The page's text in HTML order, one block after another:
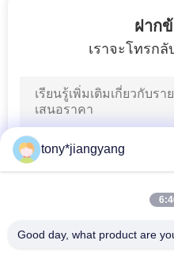
การ์ดเชิญ
ฝาก
เราจะโทรก
tony*jiangyang
Good day, what product are